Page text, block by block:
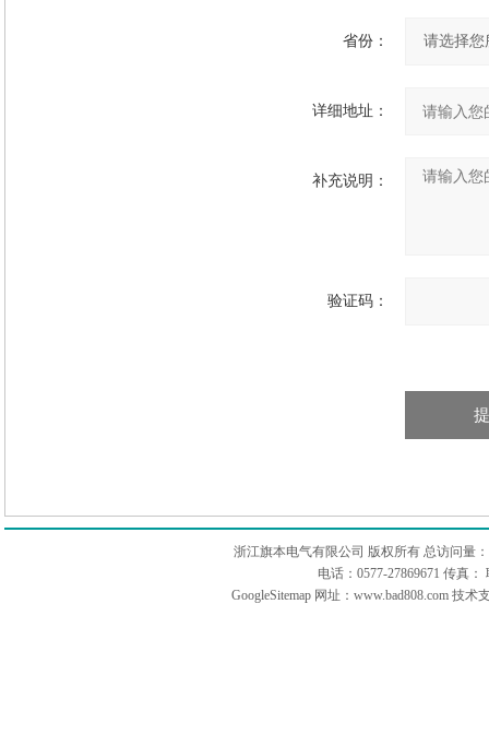
省份：
详细地址：
补充说明：
验证码：
浙江旗本电气有限公司 版权所有 总访问量：
电话：0577-27869671 传真
GoogleSitemap 网址：www.bad808.com 技